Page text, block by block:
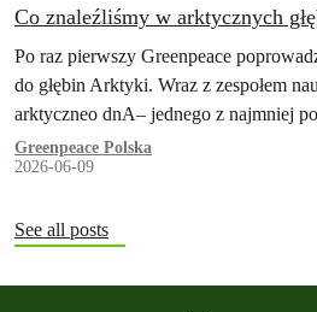
Co znaleźliśmy w arktycznych
Po raz pierwszy Greenpeace
do głębin Arktyki. Wraz z zespołem
arktyczneo dnA– jednego z najmniej
Ziemi – i byliśmy zdumieni tym,…
Greenpeace Polska
2026-06-09
See all posts